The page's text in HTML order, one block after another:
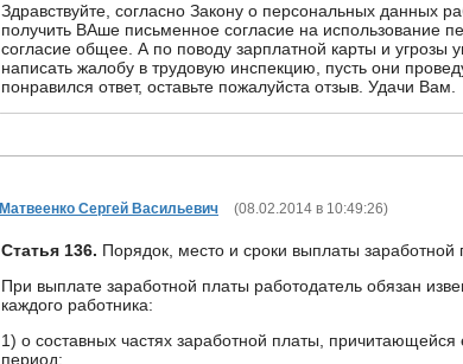
Здравствуйте, согласно Закону о персональных данных
получить ВАше письменное согласие на использование
согласие общее. А по поводу зарплатной карты и угрозы
написать жалобу в трудовую инспекцию, пусть они
понравился ответ, оставьте пожалуйста отзыв. Удачи Вам.
Матвеенко Сергей Васильевич (08.02.2014 в 10:49:26)
Статья 136. Порядок, место и сроки выплаты заработной
При выплате заработной платы работодатель обязан
каждого работника:
1) о составных частях заработной платы, причитающейся
период;